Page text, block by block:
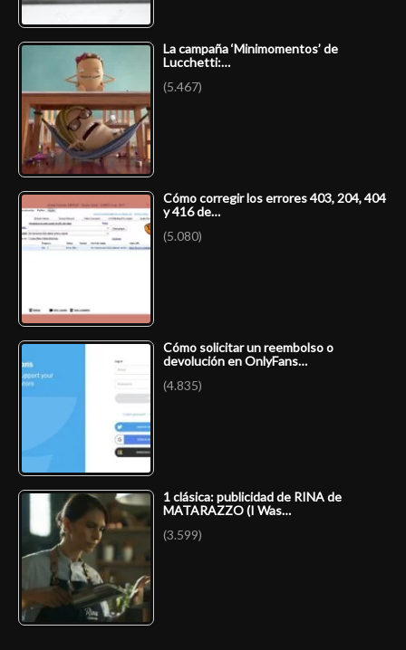
La campaña ‘Minimomentos’ de
Lucchetti:…
(5.467)
Cómo corregir los errores 403, 204, 404
y 416 de…
(5.080)
Cómo solicitar un reembolso o
devolución en OnlyFans…
(4.835)
1 clásica: publicidad de RINA de
MATARAZZO (I Was…
(3.599)